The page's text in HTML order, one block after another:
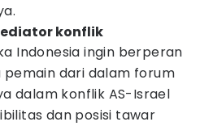
konflik
Indonesia ingin berperan
dari dalam forum
dalam konflik AS-Israel
dan posisi tawar